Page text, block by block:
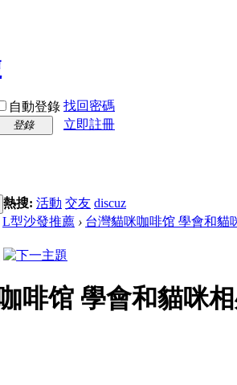
自動登錄 找回密碼
登錄
立即註冊
熱搜: 活動 交友 discuz
L型沙發推薦 › 台灣貓咪咖啡馆 學會和貓
啡馆 學會和貓咪